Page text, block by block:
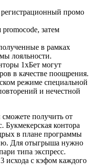
промо
затем
в рамках
лояльности.
1хБет могут
в качестве поощрения.
режиме специальной
и нечестной
получить от
Букмекерская контора
в плане программы
Для отыгрыша нужно
типа экспресс.
с кэфом каждого